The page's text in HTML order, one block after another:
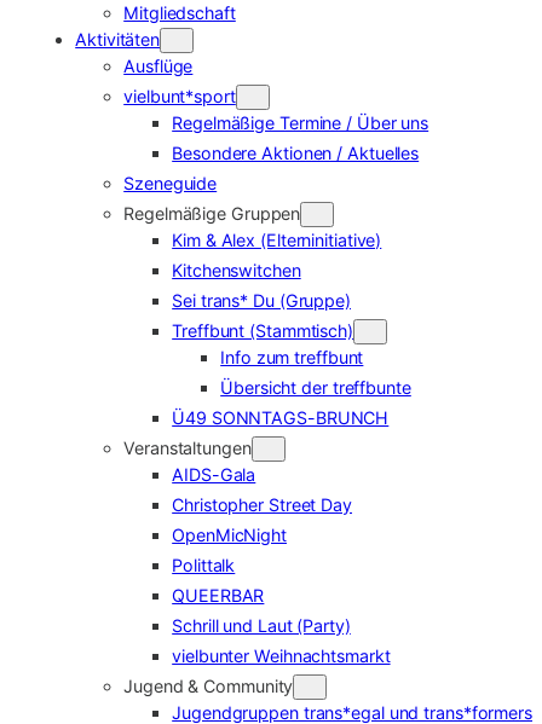
Mitgliedschaft
Aktivitäten
Ausflüge
vielbunt*sport
Regelmäßige Termine / Über uns
Besondere Aktionen / Aktuelles
Szeneguide
Regelmäßige Gruppen
Kim & Alex (Elterninitiative)
Kitchenswitchen
Sei trans* Du (Gruppe)
Treffbunt (Stammtisch)
Info zum treffbunt
Übersicht der treffbunte
Ü49 SONNTAGS-BRUNCH
Veranstaltungen
AIDS-Gala
Christopher Street Day
OpenMicNight
Polittalk
QUEERBAR
Schrill und Laut (Party)
vielbunter Weihnachtsmarkt
Jugend & Community
Jugendgruppen trans*egal und trans*formers